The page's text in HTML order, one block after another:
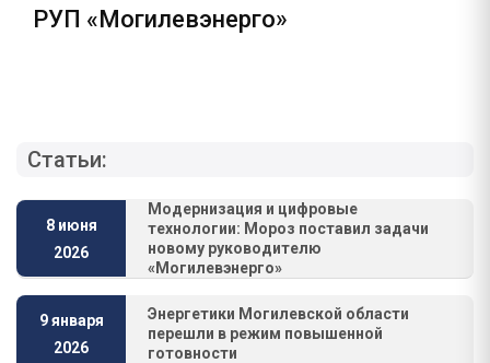
РУП «Могилевэнерго»
Статьи:
8 июня
2026
Модернизация и цифровые
технологии: Мороз поставил задачи
новому руководителю
«Могилевэнерго»
9 января
2026
Энергетики Могилевской области
перешли в режим повышенной
готовности